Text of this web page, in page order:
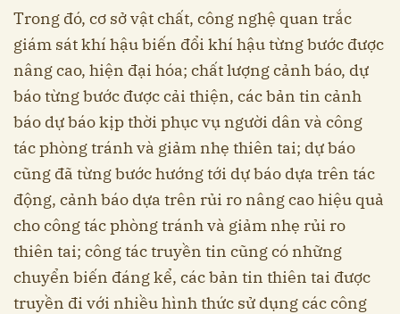
Trong đó, cơ sở vật chất, công nghệ quan trắc
giám sát khí hậu biến đổi khí hậu từng bước được
nâng cao, hiện đại hóa; chất lượng cảnh báo, dự
báo từng bước được cải thiện, các bản tin cảnh
báo dự báo kịp thời phục vụ người dân và công
tác phòng tránh và giảm nhẹ thiên tai; dự báo
cũng đã từng bước hướng tới dự báo dựa trên tác
động, cảnh báo dựa trên rủi ro nâng cao hiệu quả
cho công tác phòng tránh và giảm nhẹ rủi ro
thiên tai; công tác truyền tin cũng có những
chuyển biến đáng kể, các bản tin thiên tai được
truyền đi với nhiều hình thức sử dụng các công